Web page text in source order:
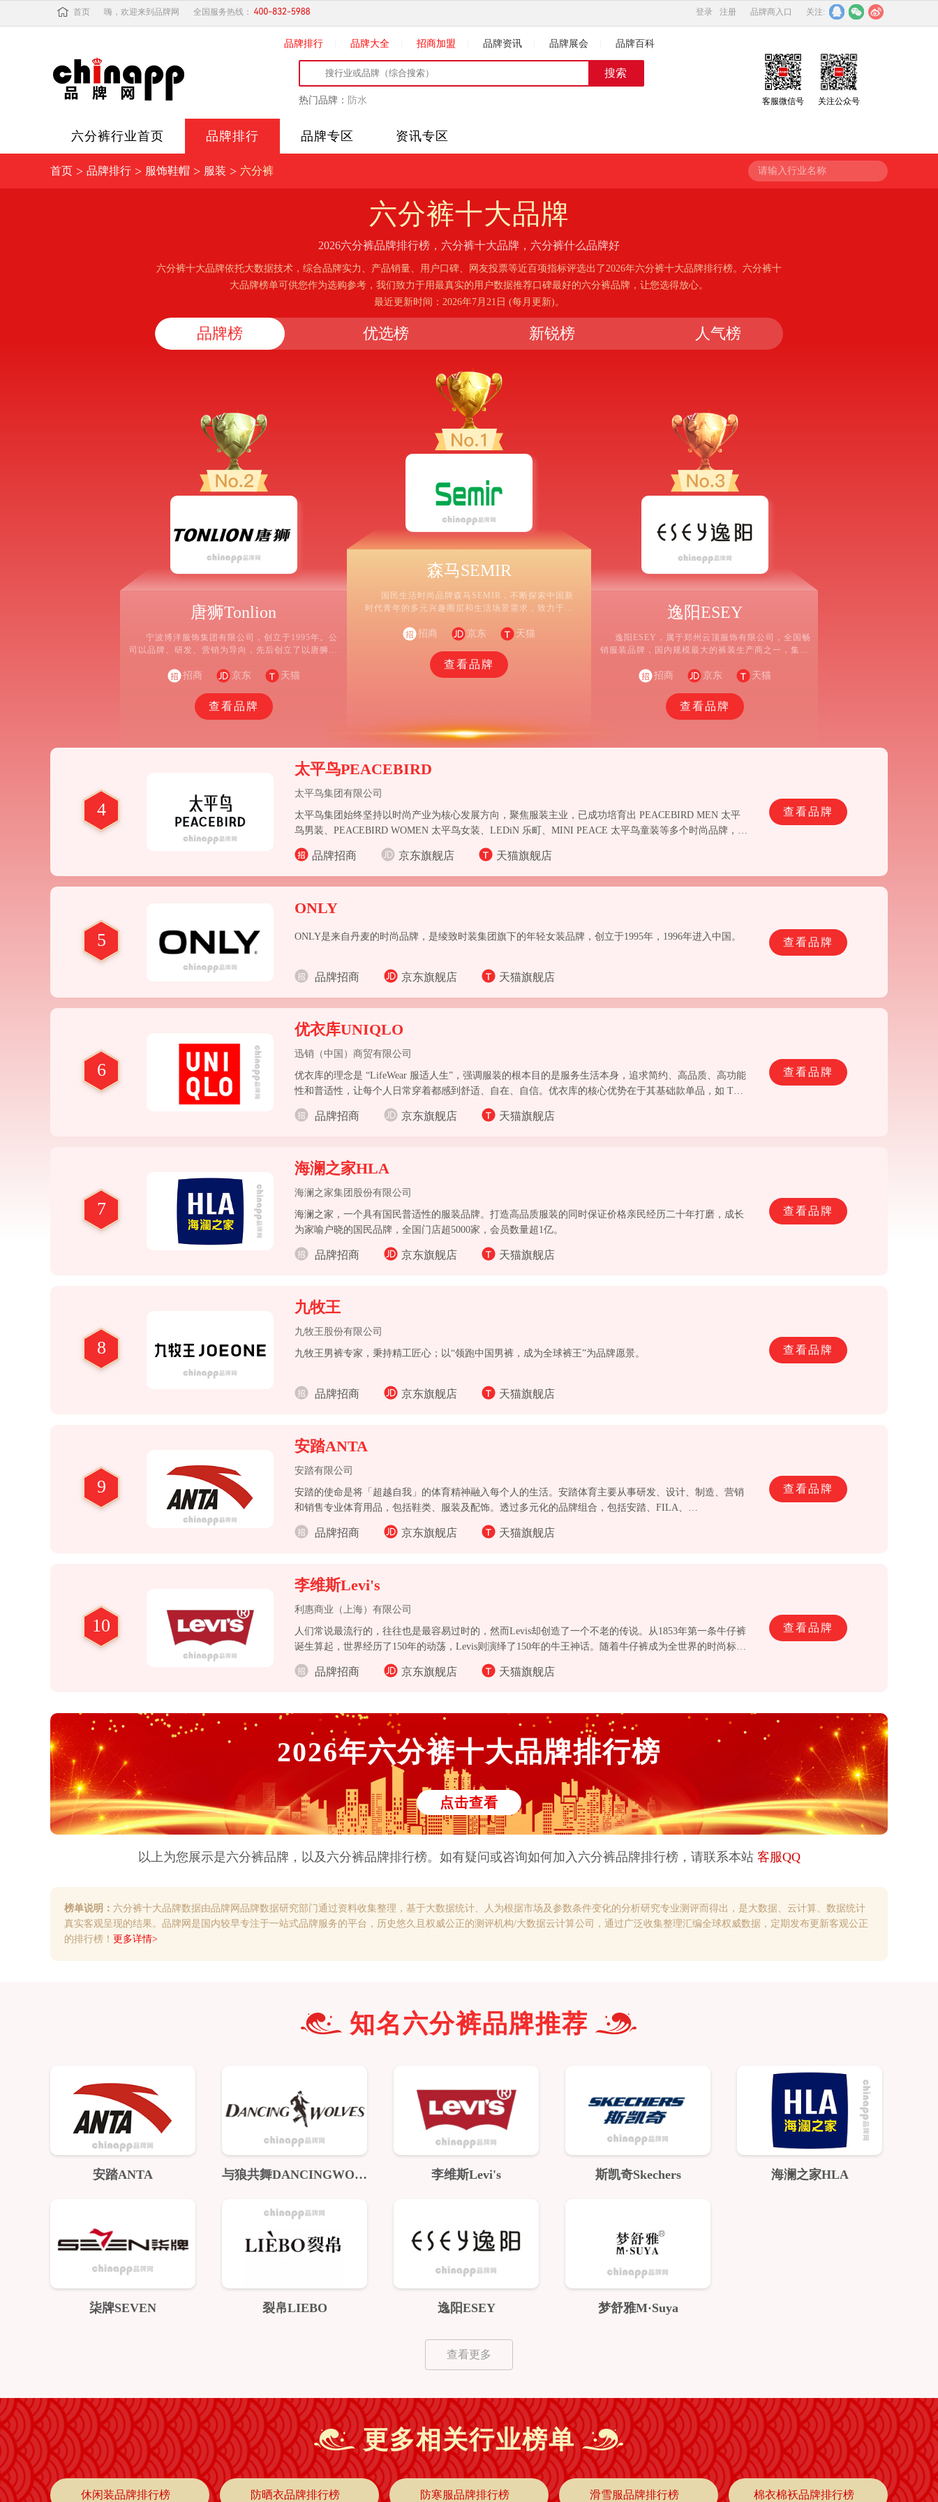
首页 嗨，欢迎来到品牌网 全国服务热线： 登录 注册 品牌商入口 关注:
品牌排行 品牌大全 招商加盟 品牌资讯 品牌展会 品牌百科
热门品牌： 防水 客服微信号 关注公众号
六分裤行业首页 品牌排行 品牌专区 资讯专区
首页 > 品牌排行 > 服饰鞋帽 > 服装 > 六分裤 请输入行业名称
六分裤十大品牌
2026六分裤品牌排行榜，六分裤十大品牌，六分裤什么品牌好
六分裤十大品牌依托大数据技术，综合品牌实力、产品销量、用户口碑、网友投票等近百项指标评选出了2026年六分裤十大品牌排行榜。六分裤十
大品牌榜单可供您作为选购参考，我们致力于用最真实的用户数据推荐口碑最好的六分裤品牌，让您选得放心。
最近更新时间：2026年7月21日 (每月更新)。
品牌榜 优选榜 新锐榜 人气榜
唐狮Tonlion
宁波博洋服饰集团有限公司，创立于1995年。公
司以品牌、研发、营销为导向，先后创立了以唐狮、
表的，休闲服，家居服，女装三大板块十几个针对不
销售、物流等服装全产业链。并成功由单一品牌运作
转变为多品牌运营的平台化公司。
招商 京东 天猫
查看品牌
森马SEMIR
国民生活时尚品牌森马SEMIR，不断探索中国新
时代青年的多元兴趣圈层和生活场景需求，致力于产
传递自信、舒服、时尚的生活方式，以“穿什么 就是什
式的双重需求。
招商 京东 天猫
查看品牌
逸阳ESEY
逸阳ESEY，属于郑州云顶服饰有限公司，全国畅
销服装品牌，国内规模最大的裤装生产商之一，集研
企业，全国最大的女裤服装基地。
招商 京东 天猫
查看品牌
4
太平鸟PEACEBIRD
太平鸟集团有限公司
太平鸟集团始终坚持以时尚产业为核心发展方向，聚焦服装主业，已成功培育出 PEACEBIRD MEN 太平
鸟男装、PEACEBIRD WOMEN 太平鸟女装、LEDiN 乐町、MINI PEACE 太平鸟童装等多个时尚品牌，品
牌矩阵不断完善。
品牌招商 京东旗舰店 天猫旗舰店
查看品牌
5
ONLY
ONLY是来自丹麦的时尚品牌，是绫致时装集团旗下的年轻女装品牌，创立于1995年，1996年进入中国。
品牌招商 京东旗舰店 天猫旗舰店
查看品牌
6
优衣库UNIQLO
迅销（中国）商贸有限公司
优衣库的理念是 “LifeWear 服适人生”，强调服装的根本目的是服务生活本身，追求简约、高品质、高功能
性和普适性，让每个人日常穿着都感到舒适、自在、自信。优衣库的核心优势在于其基础款单品，如 T
恤、衬衫、针织衫、牛仔裤、内衣、羽绒服等。
品牌招商 京东旗舰店 天猫旗舰店
查看品牌
7
海澜之家HLA
海澜之家集团股份有限公司
海澜之家，一个具有国民普适性的服装品牌。打造高品质服装的同时保证价格亲民经历二十年打磨，成长
为家喻户晓的国民品牌，全国门店超5000家，会员数量超1亿。
品牌招商 京东旗舰店 天猫旗舰店
查看品牌
8
九牧王
九牧王股份有限公司
九牧王男裤专家，秉持精工匠心；以“领跑中国男裤，成为全球裤王”为品牌愿景。
品牌招商 京东旗舰店 天猫旗舰店
查看品牌
9
安踏ANTA
安踏有限公司
安踏的使命是将「超越自我」的体育精神融入每个人的生活。安踏体育主要从事研发、设计、制造、营销
和销售专业体育用品，包括鞋类、服装及配饰。透过多元化的品牌组合，包括安踏、FILA、
DESCENTE、KOLON SPORT、MAIA ACTIVE及JACK WOLFSKIN等，安踏体育旨在发掘大众及高端体
育用品市场的潜力。
品牌招商 京东旗舰店 天猫旗舰店
查看品牌
10
李维斯Levi's
利惠商业（上海）有限公司
人们常说最流行的，往往也是最容易过时的，然而Levis却创造了一个不老的传说。从1853年第一条牛仔裤
诞生算起，世界经历了150年的动荡，Levis则演绎了150年的牛王神话。随着牛仔裤成为全世界的时尚标
识，随着牛仔文化的演变，Levis保持着原创的精神和勇气，仍然被公认为世界知名牛仔品牌。
品牌招商 京东旗舰店 天猫旗舰店
查看品牌
2026年六分裤十大品牌排行榜
点击查看
以上为您展示是六分裤品牌，以及 六分裤品牌排行榜。如有疑问或咨询如何加入 六分裤品牌排行榜，请联系本站 客服QQ
榜单说明： 六分裤十大品牌数据由品牌网品牌数据研究部门通过资料收集整理，基于大数据统计、人为根据市场及参数条件变化的分析研究专业测评而得出，是大数据、云计算、数据统计
真实客观呈现的结果。品牌网是国内较早专注于一站式品牌服务的平台，历史悠久且权威公正的测评机构/大数据云计算公司，通过广泛收集整理汇编全球权威数据，定期发布更新客观公正
的排行榜！ 更多详情>
知名 六分裤品牌推荐
安踏ANTA 与狼共舞DANCINGWOLVES 李维斯Levi's 斯凯奇Skechers 海澜之家HLA
柒牌SEVEN 裂帛LIEBO 逸阳ESEY 梦舒雅M·Suya
查看更多
更多相关行业榜单
休闲装品牌排行榜 防晒衣品牌排行榜 防寒服品牌排行榜 滑雪服品牌排行榜 棉衣棉袄品牌排行榜